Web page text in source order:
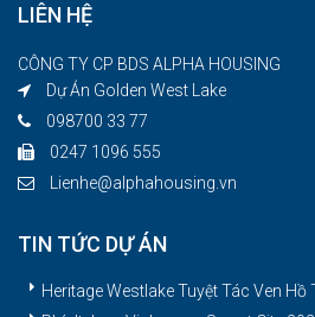
LIÊN HỆ
CÔNG TY CP BDS ALPHA HOUSING
Dự Án Golden West Lake
098700 33 77
0247 1096 555
Lienhe@alphahousing.vn
TIN TỨC DỰ ÁN
Heritage Westlake Tuyệt Tác Ven Hồ